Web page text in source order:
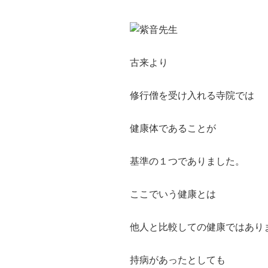
古来より
修行僧を受け入れる寺院では
健康体であることが
基準の１つでありました。
ここでいう健康とは
他人と比較しての健康ではあり
持病があったとしても